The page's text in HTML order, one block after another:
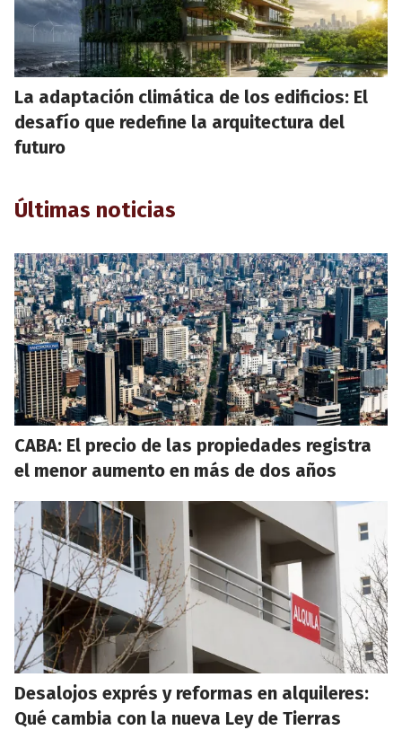
La adaptación climática de los edificios: El
desafío que redefine la arquitectura del
futuro
Últimas noticias
CABA: El precio de las propiedades registra
el menor aumento en más de dos años
Desalojos exprés y reformas en alquileres:
Qué cambia con la nueva Ley de Tierras